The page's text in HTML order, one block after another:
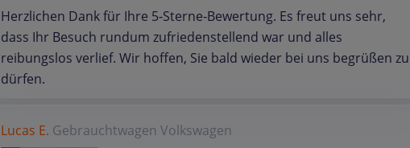
Herzlichen Dank für Ihre 5‑Sterne‑Bewertung. Es freut uns sehr,
dass Ihr Besuch rundum zufriedenstellend war und alles
reibungslos verlief. Wir hoffen, Sie bald wieder bei uns begrüßen zu
dürfen.
Lucas E. Gebrauchtwagen Volkswagen